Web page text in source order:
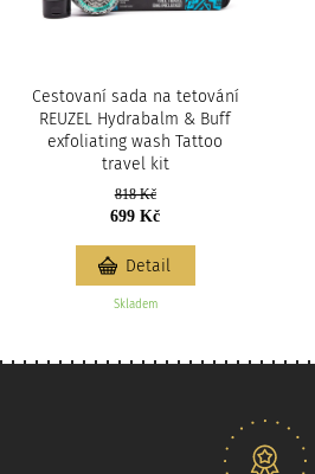
Cestovaní sada na tetování
REUZEL Hydrabalm & Buff
exfoliating wash Tattoo
travel kit
818 Kč
699 Kč
Skladem
Detail